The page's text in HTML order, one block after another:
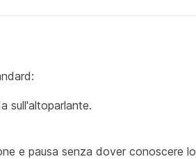
sull'altoparlante.
e pausa senza dover conoscere lo